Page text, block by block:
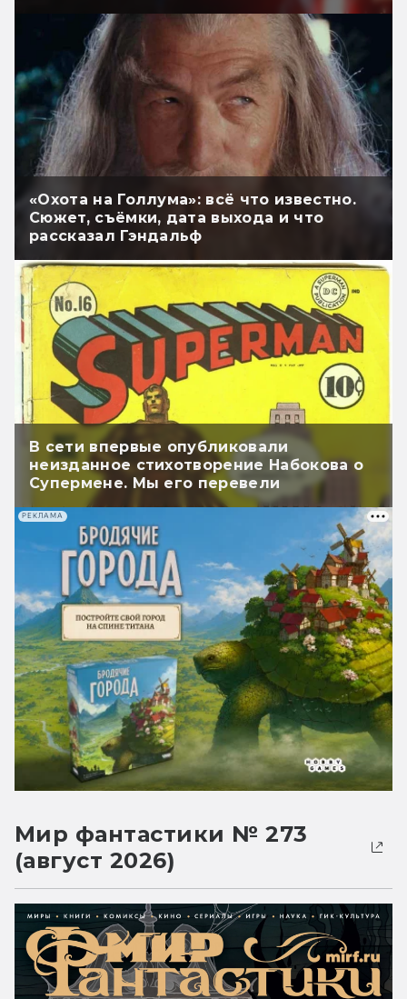
«Охота на Голлума»: всё что известно.
Сюжет, съёмки, дата выхода и что
рассказал Гэндальф
В сети впервые опубликовали
неизданное стихотворение Набокова о
Супермене. Мы его перевели
РЕКЛАМА
Мир фантастики № 273
(август 2026)